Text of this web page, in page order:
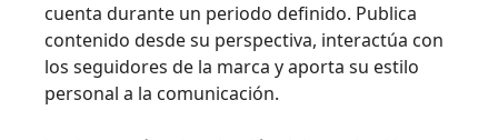
cuenta durante un periodo definido. Publica
contenido desde su perspectiva, interactúa con
los seguidores de la marca y aporta su estilo
personal a la comunicación.